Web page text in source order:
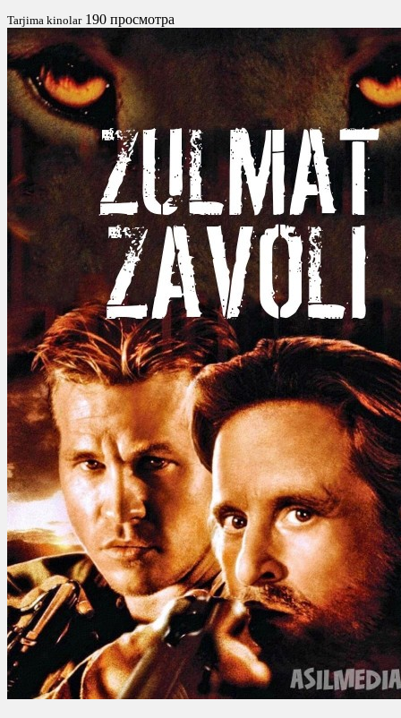
Tarjima kinolar 190 просмотра